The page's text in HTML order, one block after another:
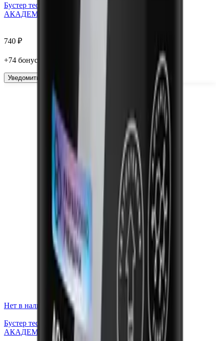
Бустер тестостерона Ecdysterone, капсулы, 120 шт.
АКАДЕМИЯ-Т
740 ₽
+74 бонус
Уведомить
Нет в наличии
Бустер тестостерона TestoBoost®, капсулы, 180 шт.
АКАДЕМИЯ-Т